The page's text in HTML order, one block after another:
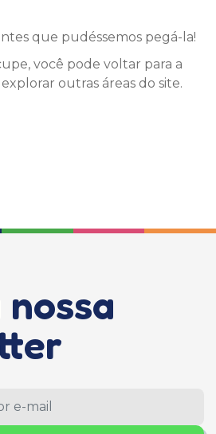
que pudéssemos pegá-la!
você pode voltar para a
outras áreas do site.
nossa